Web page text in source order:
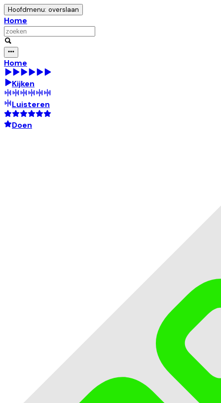
Hoofdmenu: overslaan
Home
Home
Kijken
Luisteren
Doen